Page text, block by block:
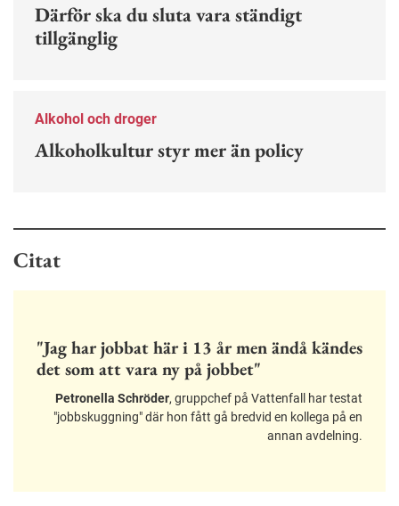
Därför ska du sluta vara ständigt
tillgänglig
Alkohol och droger
Alkoholkultur styr mer än policy
Citat
"Jag har jobbat här i 13 år men ändå kändes
det som att vara ny på jobbet"
Petronella Schröder, gruppchef på Vattenfall har testat
"jobbskuggning" där hon fått gå bredvid en kollega på en
annan avdelning.